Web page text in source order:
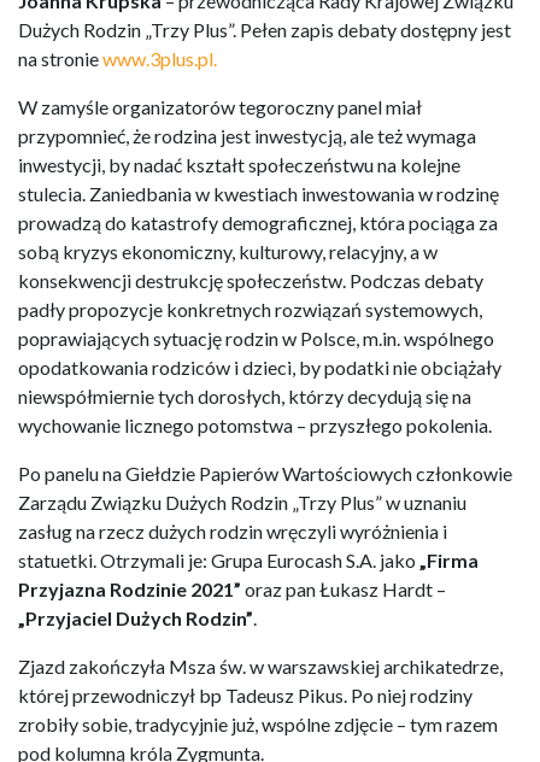
Dużych Rodzin „Trzy Plus”. Pełen zapis debaty dostępny jest
na stroniewww.3plus.pl.
W zamyśle organizatorów tegoroczny panel miał
przypomnieć, że rodzina jest inwestycją, ale też wymaga
inwestycji, by nadać kształt społeczeństwu na kolejne
stulecia. Zaniedbania w kwestiach inwestowania w rodzinę
prowadzą do katastrofy demograficznej, która pociąga za
sobą kryzys ekonomiczny, kulturowy, relacyjny, a w
konsekwencji destrukcję społeczeństw. Podczas debaty
padły propozycje konkretnych rozwiązań systemowych,
poprawiających sytuację rodzin w Polsce, m.in. wspólnego
opodatkowania rodziców i dzieci, by podatki nie obciążały
niewspółmiernie tych dorosłych, którzy decydują się na
wychowanie licznego potomstwa – przyszłego pokolenia.
Po panelu na Giełdzie Papierów Wartościowych członkowie
Zarządu Związku Dużych Rodzin „Trzy Plus” w uznaniu
zasług na rzecz dużych rodzin wręczyli wyróżnienia i
statuetki. Otrzymali je: Grupa Eurocash S.A. jako „Firma
Przyjazna Rodzinie 2021” oraz pan Łukasz Hardt –
„Przyjaciel Dużych Rodzin”
Zjazd zakończyła Msza św. w warszawskiej archikatedrze,
której przewodniczył bp Tadeusz Pikus. Po niej rodziny
zrobiły sobie, tradycyjnie już, wspólne zdjęcie – tym razem
pod kolumną króla Zygmunta.